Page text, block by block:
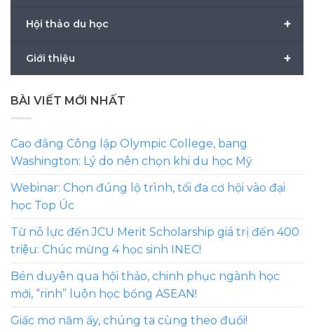
+
Hội thảo du học
+
Giới thiệu
BÀI VIẾT MỚI NHẤT
Cao đẳng Công lập Olympic College, bang
Washington: Lý do nên chọn khi du học Mỹ
Webinar: Chọn đúng lộ trình, tối đa cơ hội vào đại
học Top Úc
Từ nỗ lực đến JCU Merit Scholarship giá trị đến 400
triệu: Chúc mừng 4 học sinh INEC!
Bén duyên qua hội thảo, chinh phục ngành học
mới, “rinh” luôn học bổng ASEAN!
Giấc mơ năm ấy, chúng ta cùng theo đuổi!